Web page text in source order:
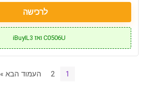
לרכישה
C0506U ואז iBuyIL3
1
2 העמוד הבא »